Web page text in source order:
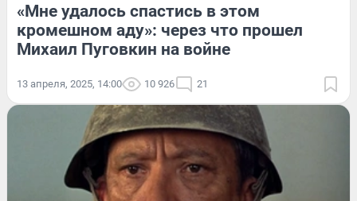
«Мне удалось спастись в этом
кромешном аду»: через что прошел
Михаил Пуговкин на войне
13 апреля, 2025, 14:00 10 926 21